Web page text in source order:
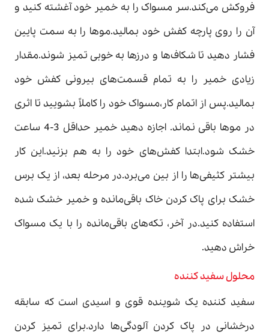
فروکش می‌کند.سر مسواک را به خمیر خود آغشته کنید و
آن را روی پارچه کفش خود بمالید.موها را به سمت پایین
فشار دهید تا شکاف‌ها و درزها به خوبی تمیز شوند.مقدار
زیادی خمیر را به تمام قسمت‌های بیرونی کفش خود
بمالید.پس از اتمام کار،مسواک خود را کاملاً بشویید تا اثری
در موها باقی نماند. اجازه دهید خمیر حداقل 3-4 ساعت
خشک شود.ابتدا کفش‌های خود را به هم بزنید.این کار
بیشتر کثیفی‌ها را از بین می‌برد.در مرحله بعد، از یک برس
خشک برای پاک کردن خاک باقی‌مانده و خمیر خشک شده
استفاده کنید.در آخر، تکه‌های باقی‌مانده را با یک مسواک
خراش دهید.
محلول سفید کننده
سفید کننده یک شوینده قوی و اسیدی است که سابقه
درخشانی در پاک کردن آلودگی‌ها دارد.برای تمیز کردن